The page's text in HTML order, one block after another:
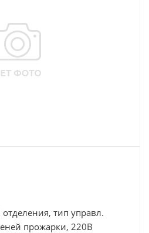
отделения, тип управл.
прожарки, 220В